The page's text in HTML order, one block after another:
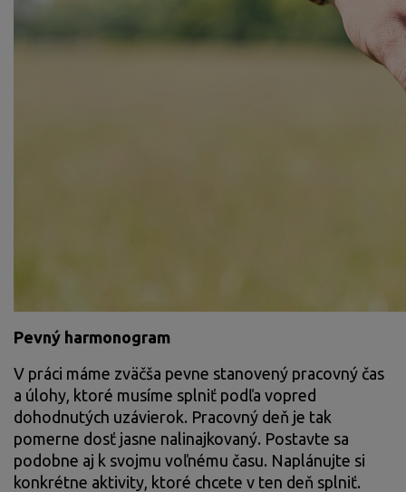
Pevný harmonogram
V práci máme zväčša pevne stanovený pracovný čas
a úlohy, ktoré musíme splniť podľa vopred
dohodnutých uzávierok. Pracovný deň je tak
pomerne dosť jasne nalinajkovaný. Postavte sa
podobne aj k svojmu voľnému času. Naplánujte si
konkrétne aktivity, ktoré chcete v ten deň splniť.